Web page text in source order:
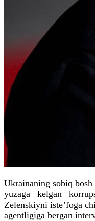
Ukrainaning sobiq
yuzaga kelgan
Zelenskiyni iste’foga
agentligiga bergan